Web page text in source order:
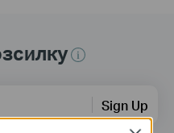
Sign Up